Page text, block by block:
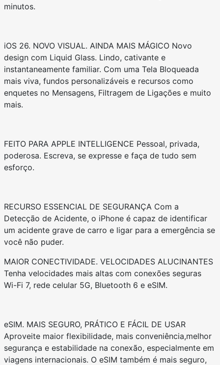
minutos.
iOS 26. NOVO VISUAL. AINDA MAIS MÁGICO Novo
design com Liquid Glass. Lindo, cativante e
instantaneamente familiar. Com uma Tela Bloqueada
mais viva, fundos personalizáveis e recursos como
enquetes no Mensagens, Filtragem de Ligações e muito
mais.
FEITO PARA APPLE INTELLIGENCE Pessoal, privada,
poderosa. Escreva, se expresse e faça de tudo sem
esforço.
RECURSO ESSENCIAL DE SEGURANÇA Com a
Detecção de Acidente, o iPhone é capaz de identificar
um acidente grave de carro e ligar para a emergência se
você não puder.
MAIOR CONECTIVIDADE. VELOCIDADES ALUCINANTES
Tenha velocidades mais altas com conexões seguras
Wi-Fi 7, rede celular 5G, Bluetooth 6 e eSIM.
eSIM. MAIS SEGURO, PRÁTICO E FÁCIL DE USAR
Aproveite maior flexibilidade, mais conveniência,melhor
segurança e estabilidade na conexão, especialmente em
viagens internacionais. O eSIM também é mais seguro,